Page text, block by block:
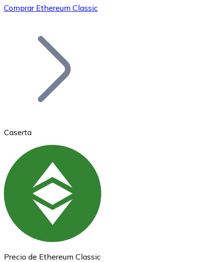
Bitcoin
Ethereum
ETH
Comprar Ethereum Classic
Caserta
Precio de Ethereum Classic